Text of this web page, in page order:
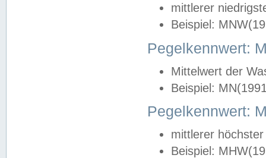
mittlerer
Beispiel:
Pegelkennwert:
Mittelwert der
Beispiel:
Pegelkennwert:
mittlerer
Beispiel: